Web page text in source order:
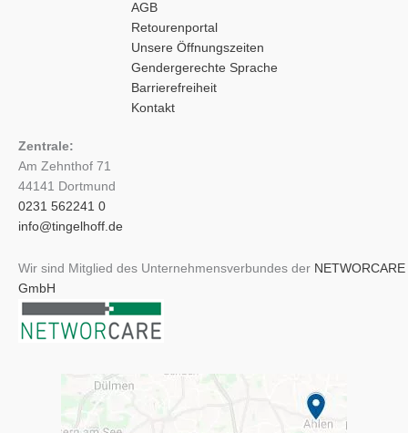
AGB
Retourenportal
Unsere Öffnungszeiten
Gendergerechte Sprache
Barrierefreiheit
Kontakt
Zentrale:
Am Zehnthof 71
44141 Dortmund
0231 562241 0
info@tingelhoff.de
Wir sind Mitglied des Unternehmensverbundes der NETWORCARE
GmbH